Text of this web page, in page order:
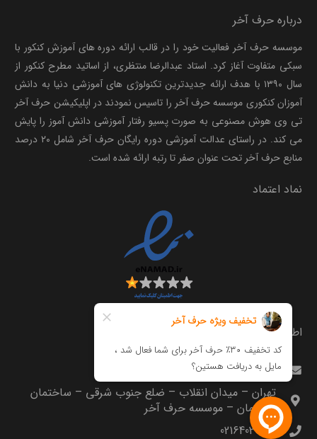
درباره حرف آخر
موسسه حرف آخر فعالیت خود را در قالب ارائه دوره های آموزش کنکور با
سبکی متفاوت آغاز کرد. استاد عبدالرضا منتظری، از اساتید مطرح کنکور از
سال ۱۳۹۰ با هدف ارائه جدیدترین تکنولوژی های آموزشی دنیا به دانش
آموزان کنکوری موسسه حرف آخر را تاسیس نمودند در اپلیکیشن حرف آخر
تی وی هوش مصنوعی به صورت پسیو رفتار آموزشی دانش آموز را پایش
می کند. در راستای عدالت آموزشی دوره رایگان حرف آخر شامل ۲۰ درصد
منابع حرف آخر تحت عنوان صفر تا رتبه ارائه شده است.
نماد اعتماد
اطلاعات تماس
info@harfeakhar.com
تهران – میدان انقلاب – ضلع جنوب شرقی – ساختمان
مترجمان – موسسه حرف آخر
02164035000